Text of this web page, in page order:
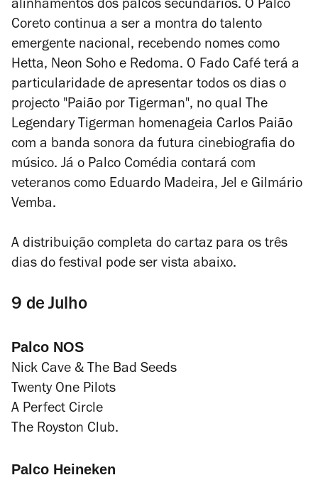
alinhamentos dos palcos secundários. O Palco
Coreto continua a ser a montra do talento
emergente nacional, recebendo nomes como
Hetta, Neon Soho e Redoma. O Fado Café terá a
particularidade de apresentar todos os dias o
projecto "Paião por Tigerman", no qual The
Legendary Tigerman homenageia Carlos Paião
com a banda sonora da futura cinebiografia do
músico. Já o Palco Comédia contará com
veteranos como Eduardo Madeira, Jel e Gilmário
Vemba.
A distribuição completa do cartaz para os três
dias do festival pode ser vista abaixo.
9 de Julho
Palco NOS
Nick Cave & The Bad Seeds
Twenty One Pilots
A Perfect Circle
The Royston Club.
Palco Heineken